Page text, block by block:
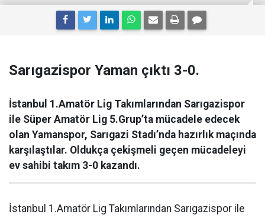
Sarıgazispor Yaman çıktı 3-0.
İstanbul 1.Amatör Lig Takımlarından Sarıgazispor
ile Süper Amatör Lig 5.Grup’ta mücadele edecek
olan Yamanspor, Sarıgazi Stadı’nda hazırlık maçında
karşılaştılar. Oldukça çekişmeli geçen mücadeleyi
ev sahibi takım 3-0 kazandı.
İstanbul 1.Amatör Lig Takımlarından Sarıgazispor ile